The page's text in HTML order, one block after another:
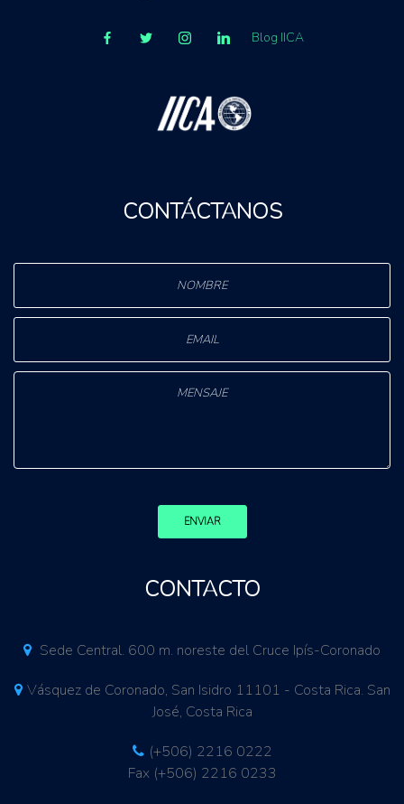
Blog IICA
CONTÁCTANOS
ENVIAR
CONTACTO
Sede Central. 600 m. noreste del Cruce Ipís-Coronado
Vásquez de Coronado, San Isidro 11101 - Costa Rica. San
José, Costa Rica
(+506) 2216 0222
Fax (+506) 2216 0233